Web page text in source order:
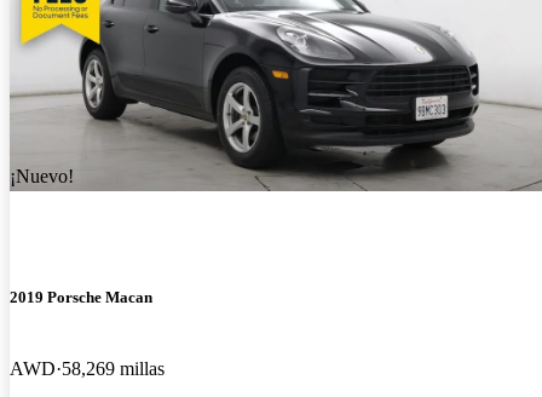
¡Nuevo!
2019 Porsche Macan
AWD 58,269 millas